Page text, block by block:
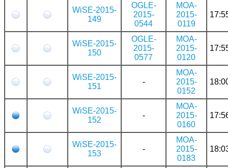
WiSE-2015-
149
OGLE-
2015-
0544
MOA-
2015-
0119
WiSE-2015-
150
OGLE-
2015-
0577
MOA-
2015-
0120
WiSE-2015-
151
-
MOA-
2015-
0152
WiSE-2015-
152
-
MOA-
2015-
0160
WiSE-2015-
153
-
MOA-
2015-
0183